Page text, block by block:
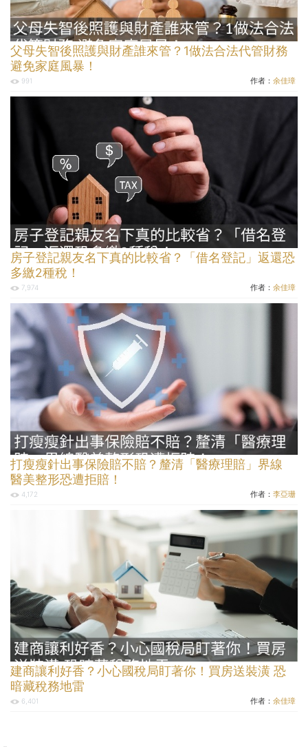
父母失智後照護與財產誰來管？1做法合法代管財務
避免家庭風暴！
991 作者： 余佳璋
房子登記親友名下真的比較省？「借名登記」返還恐
多繳2種稅！
7,974 作者： 余佳璋
打瘦瘦針出事保險賠不賠？釐清「醫療理賠」界線
醫美整形恐遭拒賠！
4,172 作者： 李亞珊
建商讓利好香？小心國稅局盯著你！買房送裝潢 恐
暗藏稅務地雷
6,401 作者： 余佳璋